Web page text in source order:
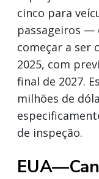
cinco para
passageiros —
começar a ser
2025, com
final de 2027.
milhões de
de inspeção.